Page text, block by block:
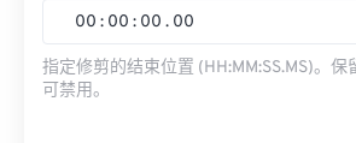
00 : 00 : 00 . 00
指定修剪的结束位置 (HH:MM:SS.MS)。
可禁用。